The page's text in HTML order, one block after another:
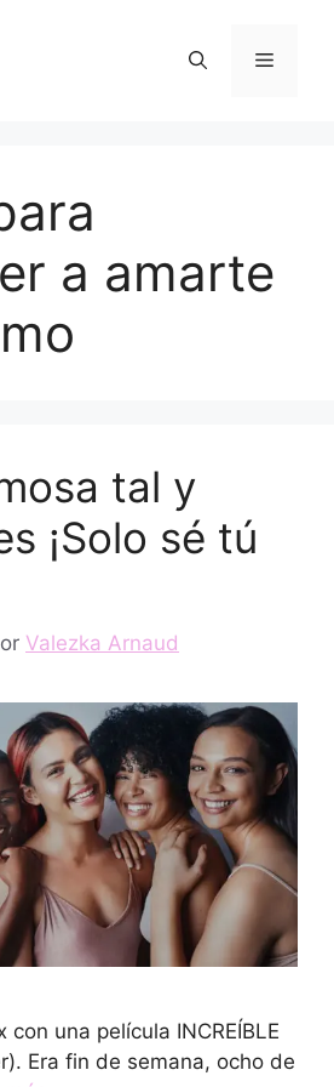
Menú
a amarte
tal y
¡Solo sé tú
Valezka Arnaud
una película INCREÍBLE
Era fin de semana, ocho de